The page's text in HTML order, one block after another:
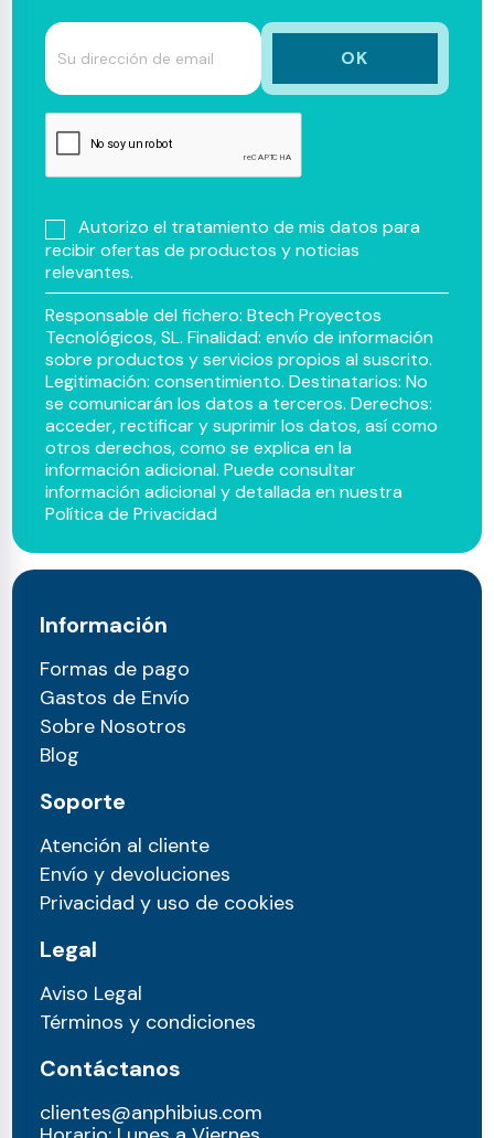
Autorizo el tratamiento de mis datos para
recibir ofertas de productos y noticias
relevantes.
Responsable del fichero: Btech Proyectos
Tecnológicos, SL. Finalidad: envío de información
sobre productos y servicios propios al suscrito.
Legitimación: consentimiento. Destinatarios: No
se comunicarán los datos a terceros. Derechos:
acceder, rectificar y suprimir los datos, así como
otros derechos, como se explica en la
información adicional. Puede consultar
información adicional y detallada en nuestra
Política de Privacidad
Información
Formas de pago
Gastos de Envío
Sobre Nosotros
Blog
Soporte
Atención al cliente
Envío y devoluciones
Privacidad y uso de cookies
Legal
Aviso Legal
Términos y condiciones
Contáctanos
clientes@anphibius.com